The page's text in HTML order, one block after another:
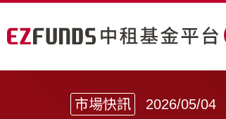
市場快訊 2026/05/04